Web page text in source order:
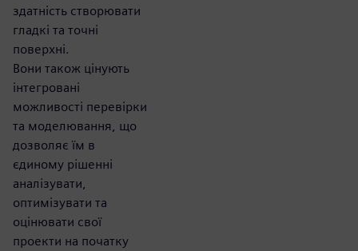
здатність створювати
гладкі та точні
поверхні.
Вони також цінують
інтегровані
можливості перевірки
та моделювання, що
дозволяє їм в
єдиному рішенні
аналізувати,
оптимізувати та
оцінювати свої
проекти на початку